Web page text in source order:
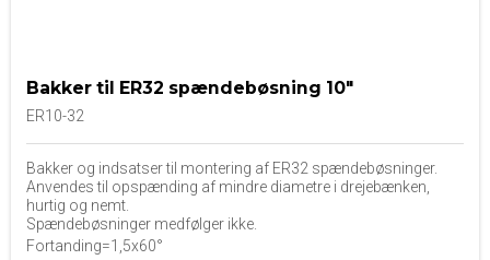
Bakker til ER32 spændebøsning 10"
ER10-32
Bakker og indsatser til montering af ER32 spændebøsninger.
Anvendes til opspænding af mindre diametre i drejebænken,
hurtig og nemt.
Spændebøsninger medfølger ikke.
Fortanding=1,5x60°